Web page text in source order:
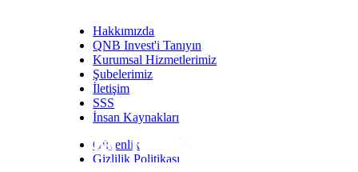
Hakkımızda
QNB Invest'i Tanıyın
Kurumsal Hizmetlerimiz
Şubelerimiz
İletişim
SSS
İnsan Kaynakları
Güvenlik
Gizlilik Politikası
TwittLinkYoutWhatsapp